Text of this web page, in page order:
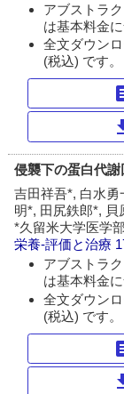
アブストラ
は基本料金に
全文ダウン
(税込) です。
侵襲下の蛋白代
吉田祥吾*, 白水
明*, 田尻鉄郎*, 貝
*久留米大学医学
栄養-評価と治療
アブストラ
は基本料金に
全文ダウン
(税込) です。